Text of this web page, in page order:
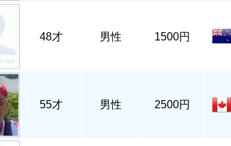
48才 男性 1500円
55才 男性 2500円